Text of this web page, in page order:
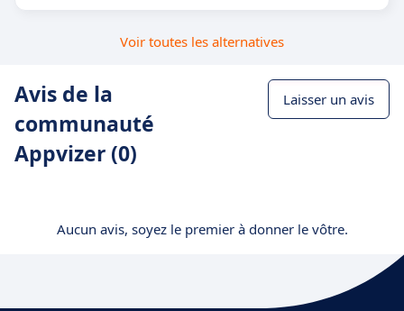
Voir toutes les alternatives
Avis de la
communauté
Appvizer (0)
Laisser un avis
Aucun avis, soyez le premier à donner le vôtre.